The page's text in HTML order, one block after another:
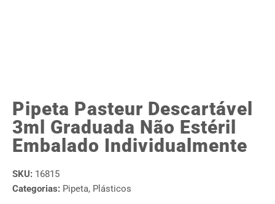
Pipeta Pasteur Descartável
3ml Graduada Não Estéril
Embalado Individualmente
SKU: 16815
Categorias: Pipeta, Plásticos